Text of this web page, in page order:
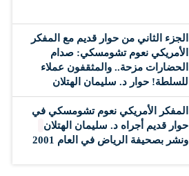
الجزء الثاني من حوار قديم مع المفكر
الأمريكي نعوم تشومسكي: صدام
الحضارات مزحة.. والمثقفون عملاء
للسلطة! حوار د. سليمان الهتلان
المفكر الأمريكي نعوم تشومسكي في
حوار قديم أجراه د. سليمان الهتلان
ونشر بصحيفة الرياض في العام 2001